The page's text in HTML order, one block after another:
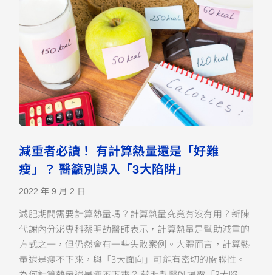
減重者必讀！ 有計算熱量還是「好難
瘦」？ 醫籲別誤入「3大陷阱」
2022 年 9 月 2 日
減肥期間需要計算熱量嗎？計算熱量究竟有沒有用？新陳
代謝內分泌專科蔡明劼醫師表示，計算熱量是幫助減重的
方式之一，但仍然會有一些失敗案例。大體而言，計算熱
量還是瘦不下來，與「3大面向」可能有密切的關聯性。